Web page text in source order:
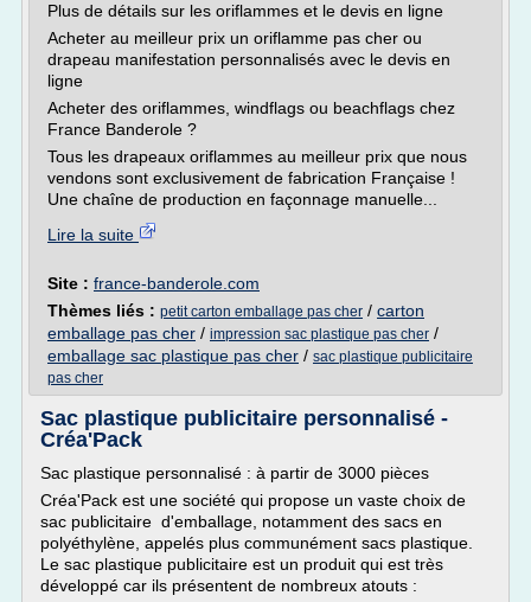
Plus de détails sur les oriflammes et le devis en ligne
Acheter au meilleur prix un oriflamme pas cher ou
drapeau manifestation personnalisés avec le devis en
ligne
Acheter des oriflammes, windflags ou beachflags chez
France Banderole ?
Tous les drapeaux oriflammes au meilleur prix que nous
vendons sont exclusivement de fabrication Française !
Une chaîne de production en façonnage manuelle...
Lire la suite
Site : france-banderole.com
Thèmes liés : petit carton emballage pas cher / carton
emballage pas cher / impression sac plastique pas cher /
emballage sac plastique pas cher / sac plastique publicitaire
pas cher
Sac plastique publicitaire personnalisé -
Créa'Pack
Sac plastique personnalisé : à partir de 3000 pièces
Créa'Pack est une société qui propose un vaste choix de
sac publicitaire d'emballage, notamment des sacs en
polyéthylène, appelés plus communément sacs plastique.
Le sac plastique publicitaire est un produit qui est très
développé car ils présentent de nombreux atouts :